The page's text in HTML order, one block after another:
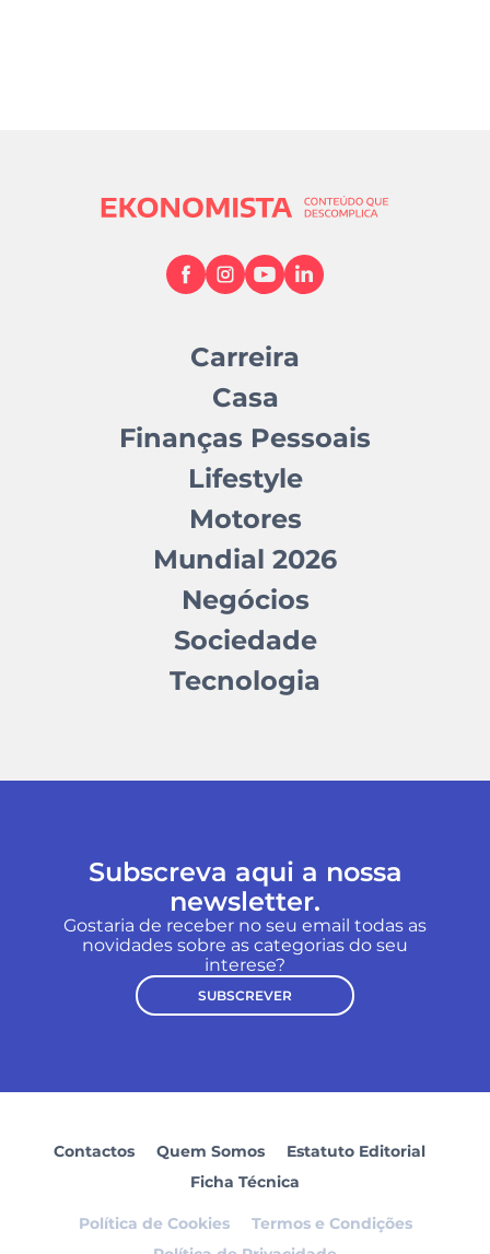
Carreira
Casa
Finanças Pessoais
Lifestyle
Motores
Mundial 2026
Negócios
Sociedade
Tecnologia
Subscreva aqui a nossa
newsletter.
Gostaria de receber no seu email todas as
novidades sobre as categorias do seu
interese?
SUBSCREVER
Contactos Quem Somos
Estatuto Editorial
Ficha Técnica
Política de Cookies
Termos e Condições